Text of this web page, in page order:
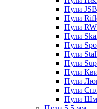
Пули
Пули
Пули
Пули
Пули
Пули
Пули
Пули
Пули
Пули
Пули